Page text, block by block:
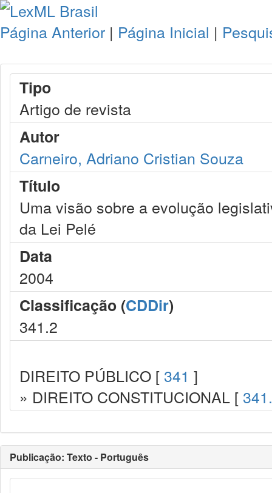
Página Anterior | Página Inicial |
Tipo
Artigo de revista
Autor
Carneiro, Adriano Cristian Souza
Título
Uma visão sobre a evolução
da Lei Pelé
Data
2004
Classificação (CDDir)
341.2
DIREITO PÚBLICO [ 341 ]
» DIREITO CONSTITUCIONAL [
Publicação: Texto - Português